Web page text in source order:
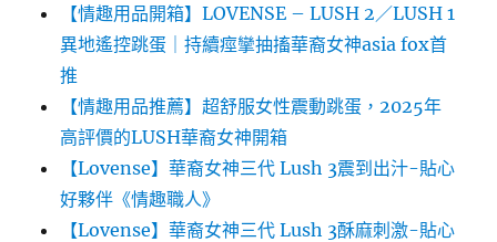
【情趣用品開箱】LOVENSE – LUSH 2／LUSH 1
異地遙控跳蛋｜持續痙攣抽搐華裔女神asia fox首
推
【情趣用品推薦】超舒服女性震動跳蛋，2025年
高評價的LUSH華裔女神開箱
【Lovense】華裔女神三代 Lush 3震到出汁-貼心
好夥伴《情趣職人》
【Lovense】華裔女神三代 Lush 3酥麻刺激-貼心